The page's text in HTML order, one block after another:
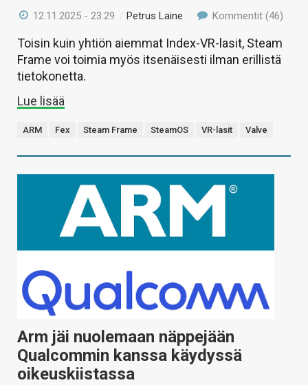
12.11.2025 - 23:29 /Petrus Laine Kommentit (46)
Toisin kuin yhtiön aiemmat Index-VR-lasit, Steam
Frame voi toimia myös itsenäisesti ilman erillistä
tietokonetta.
Lue lisää
ARM Fex Steam Frame SteamOS VR-lasit Valve
Arm jäi nuolemaan näppejään
Qualcommin kanssa käydyssä
oikeuskiistassa